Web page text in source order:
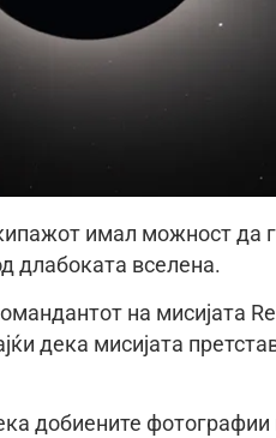
имал можност да
длабоката вселена.
на мисијата
дека мисијата
добиените фотографии